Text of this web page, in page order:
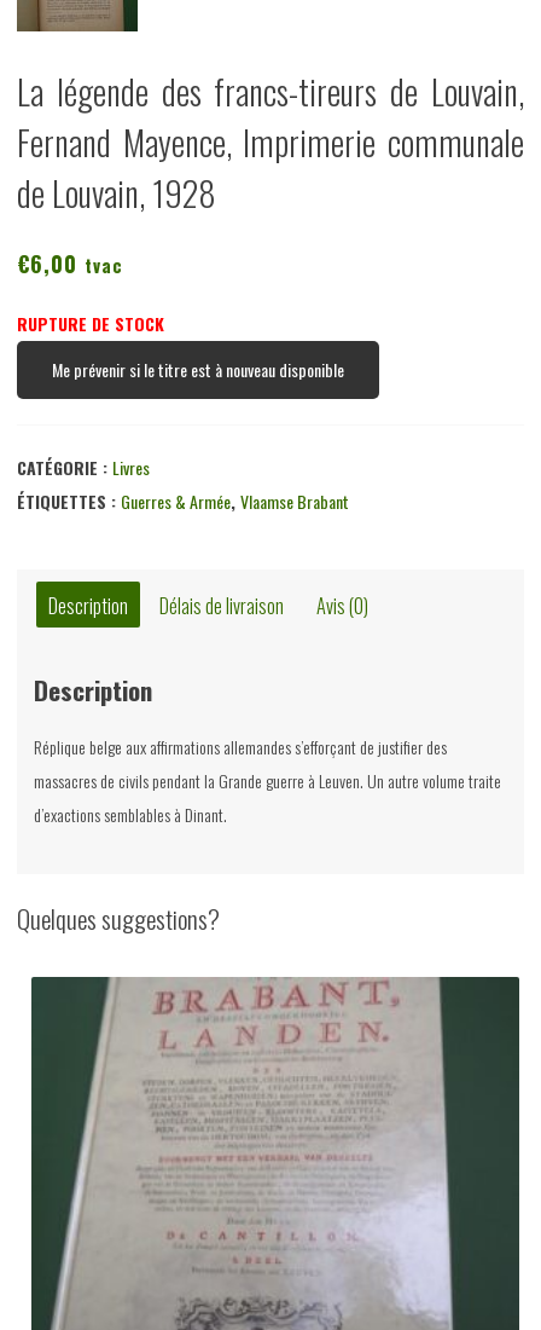
La légende des francs-tireurs de Louvain,
Fernand Mayence, Imprimerie communale
de Louvain, 1928
€6,00 tvac
RUPTURE DE STOCK
Me prévenir si le titre est à nouveau disponible
CATÉGORIE : Livres
ÉTIQUETTES : Guerres & Armée,Vlaamse Brabant
Description Délais de livraison Avis (0)
Description
Réplique belge aux affirmations allemandes s’efforçant de justifier des
massacres de civils pendant la Grande guerre à Leuven. Un autre volume traite
d’exactions semblables à Dinant.
Quelques suggestions?